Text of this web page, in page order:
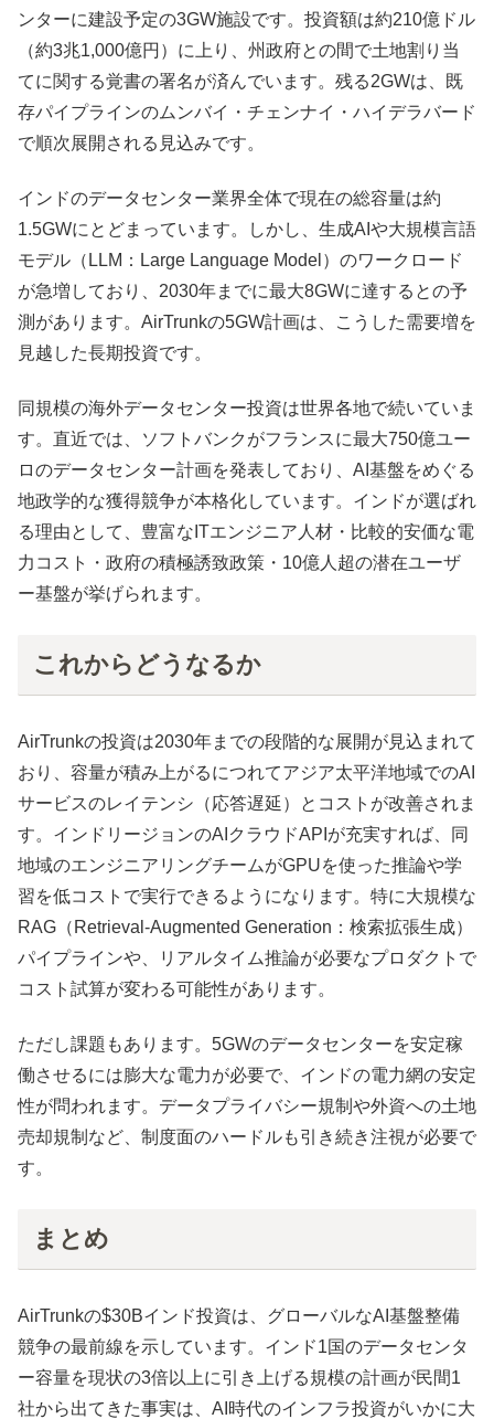
ンターに建設予定の3GW施設です。投資額は約210億ドル
（約3兆1,000億円）に上り、州政府との間で土地割り当
てに関する覚書の署名が済んでいます。残る2GWは、既
存パイプラインのムンバイ・チェンナイ・ハイデラバード
で順次展開される見込みです。
インドのデータセンター業界全体で現在の総容量は約
1.5GWにとどまっています。しかし、生成AIや大規模言語
モデル（LLM：Large Language Model）のワークロード
が急増しており、2030年までに最大8GWに達するとの予
測があります。AirTrunkの5GW計画は、こうした需要増を
見越した長期投資です。
同規模の海外データセンター投資は世界各地で続いていま
す。直近では、ソフトバンクがフランスに最大750億ユー
ロのデータセンター計画を発表しており、AI基盤をめぐる
地政学的な獲得競争が本格化しています。インドが選ばれ
る理由として、豊富なITエンジニア人材・比較的安価な電
力コスト・政府の積極誘致政策・10億人超の潜在ユーザ
ー基盤が挙げられます。
これからどうなるか
AirTrunkの投資は2030年までの段階的な展開が見込まれて
おり、容量が積み上がるにつれてアジア太平洋地域でのAI
サービスのレイテンシ（応答遅延）とコストが改善されま
す。インドリージョンのAIクラウドAPIが充実すれば、同
地域のエンジニアリングチームがGPUを使った推論や学
習を低コストで実行できるようになります。特に大規模な
RAG（Retrieval-Augmented Generation：検索拡張生成）
パイプラインや、リアルタイム推論が必要なプロダクトで
コスト試算が変わる可能性があります。
ただし課題もあります。5GWのデータセンターを安定稼
働させるには膨大な電力が必要で、インドの電力網の安定
性が問われます。データプライバシー規制や外資への土地
売却規制など、制度面のハードルも引き続き注視が必要で
す。
まとめ
AirTrunkの$30Bインド投資は、グローバルなAI基盤整備
競争の最前線を示しています。インド1国のデータセンタ
ー容量を現状の3倍以上に引き上げる規模の計画が民間1
社から出てきた事実は、AI時代のインフラ投資がいかに大